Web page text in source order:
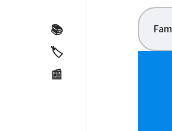
📚
🏷️
📰